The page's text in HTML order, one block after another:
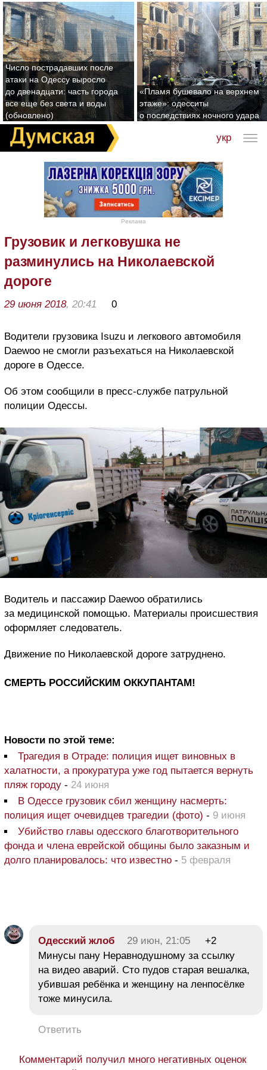
Число пострадавших после
атаки на Одессу выросло
до двенадцати: часть города
все еще без света и воды
(обновлено)
«Пламя бушевало на верхнем
этаже»: одесситы
о последствиях ночного удара
укр
Реклама
Грузовик и легковушка не
разминулись на Николаевской
дороге
29 июня 2018, 20:41 0
Водители грузовика Isuzu и легкового автомобиля
Daewoo не смогли разъехаться на Николаевской
дороге в Одессе.
Об этом сообщили в пресс-службе патрульной
полиции Одессы.
Водитель и пассажир Daewoo обратились
за медицинской помощью. Материалы происшествия
оформляет следователь.
Движение по Николаевской дороге затруднено.
СМЕРТЬ РОССИЙСКИМ ОККУПАНТАМ!
Новости по этой теме:
Трагедия в Отраде: полиция ищет виновных в
халатности, а прокуратура уже год пытается вернуть
пляж городу - 24 июня
В Одессе грузовик сбил женщину насмерть:
полиция ищет очевидцев трагедии (фото) - 9 июня
Убийство главы одесского благотворительного
фонда и члена еврейской общины было заказным и
долго планировалось: что известно - 5 февраля
Одесский жлоб 29 июн, 21:05
+2
Минусы пану Неравнодушному за ссылку
на видео аварий. Сто пудов старая вешалка,
убившая ребёнка и женщину на ленпосёлке
тоже минусила.
Ответить
Комментарий получил много негативных оценок